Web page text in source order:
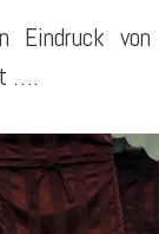
von
….